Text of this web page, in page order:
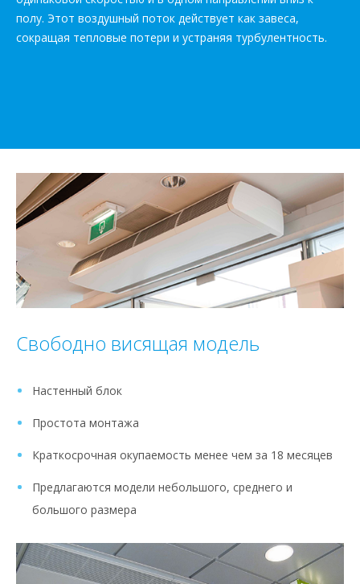
полу. Этот воздушный поток действует как завеса,
сокращая тепловые потери и устраняя турбулентность.
Свободно висящая модель
Настенный блок
Простота монтажа
Краткосрочная окупаемость менее чем за 18 месяцев
Предлагаются модели небольшого, среднего и
большого размера